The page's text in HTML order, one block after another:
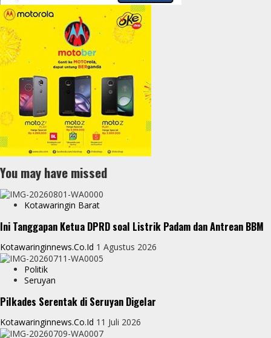
You may have missed
Kotawaringin Barat
Ini Tanggapan Ketua DPRD soal Listrik Padam dan Antrean BBM
Kotawaringinnews.co.id 1 Agustus 2026
Politik
Seruyan
Pilkades Serentak di Seruyan Digelar
Kotawaringinnews.co.id 11 Juli 2026